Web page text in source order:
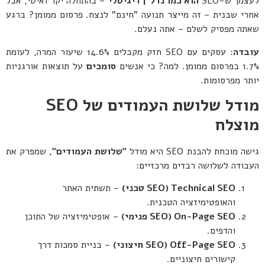
אחרי שבנית – זה מייצר תנועה "חינם" לנצח. פרסום ממומן? ברגע
שאתה מפסיק לשלם – אתה נעלם.
עובדה
: עסקים עם SEO חזק מקבלים 14.6% שיעור המרה, לעומת
1.7% בפרסום ממומן. למה? כי אנשים
סומכים על תוצאות אורגניות
יותר מפרסומות.
מודל שלושת העמודים של
מוצלח
גישה מוכחת להבנת SEO היא מודל "שלושת העמודים", שמפרק את
העבודה לשלושה רבדים מרכזיים:
Technical SEO (SEO
טכני) – תשתית האתר
והאופטימיזציה הטכנית.
On-Page SEO (SEO
פנימי) – אופטימיזציה של התוכן
והדפים.
Off-Page SEO (SEO
חיצוני) – בניית סמכות דרך
קישורים חיצוניים.